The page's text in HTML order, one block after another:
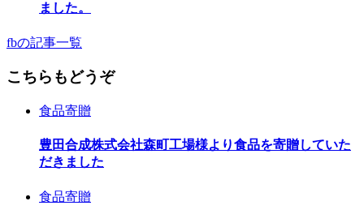
ました。
fbの記事一覧
こちらもどうぞ
食品寄贈
豊田合成株式会社森町工場様より食品を寄贈していた
だきました
食品寄贈